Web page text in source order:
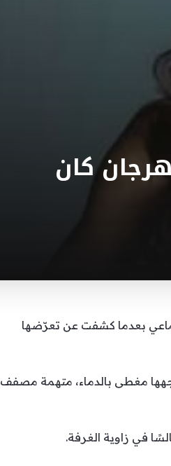
كان
الاجتماعي بعدما كشفت عن تعرّضها
مغطى بالدماء، متهمة مصفف
في زاوية الغرفة.